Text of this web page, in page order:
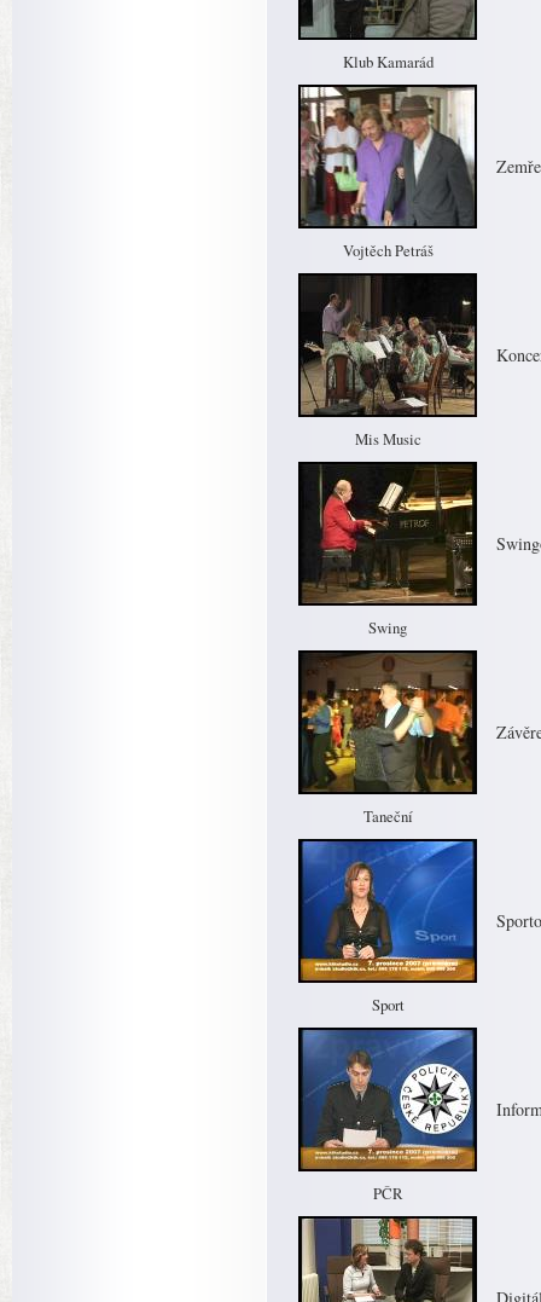
Klub Kamarád
Vojtěch Petráš
Mis Music
Swing
Taneční
Sport
PČR